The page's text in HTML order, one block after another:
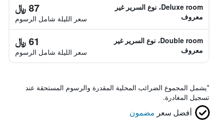
Deluxe room، نوع السرير غير
معروف
87 ﷼
سعر الليلة شامل الرسوم
Double room، نوع السرير غير
معروف
61 ﷼
سعر الليلة شامل الرسوم
*يشمل المجموع الضرائب المحلية المقدرة والرسوم المستحقة عند
تسجيل المغادرة.
أفضل سعر مضمون